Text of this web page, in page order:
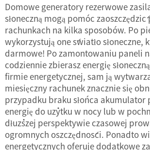
Domowe generatory rezerwowe
słoneczną mogą pomóc zaoszczędzić
rachunkach na kilka sposobów. Po
wykorzystują one światło słoneczne,
darmowe! Po zamontowaniu paneli
codziennie zbierasz energię
firmie energetycznej, sam ją
miesięczny rachunek znacznie się
przypadku braku słońca akumulator
energię do użytku w nocy lub w
dłuższej perspektywie czasowej
ogromnych oszczędności. Ponadto
energetycznych oferuje dodatkowe